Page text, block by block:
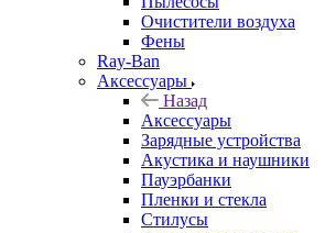
Очистители воздуха
Фены
Ray-Ban
Аксессуары
Назад
Аксессуары
Зарядные устройства
Акустика и наушники
Пауэрбанки
Пленки и стекла
Стилусы